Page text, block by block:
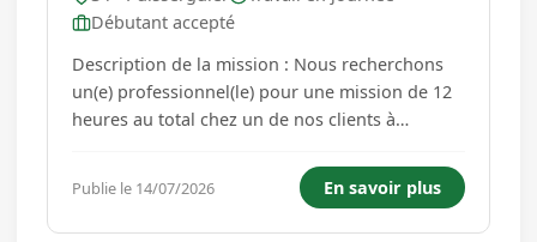
Débutant accepté
Description de la mission : Nous recherchons
un(e) professionnel(le) pour une mission de 12
heures au total chez un de nos clients à
pour cette mission est de 12.31EUR. De plus,
des indemnités kilométriques de 0.38EUR/km
sont prévues pour les trajets...
Publie le 14/07/2026 En savoir plus